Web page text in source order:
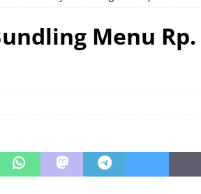
Menu Rp.